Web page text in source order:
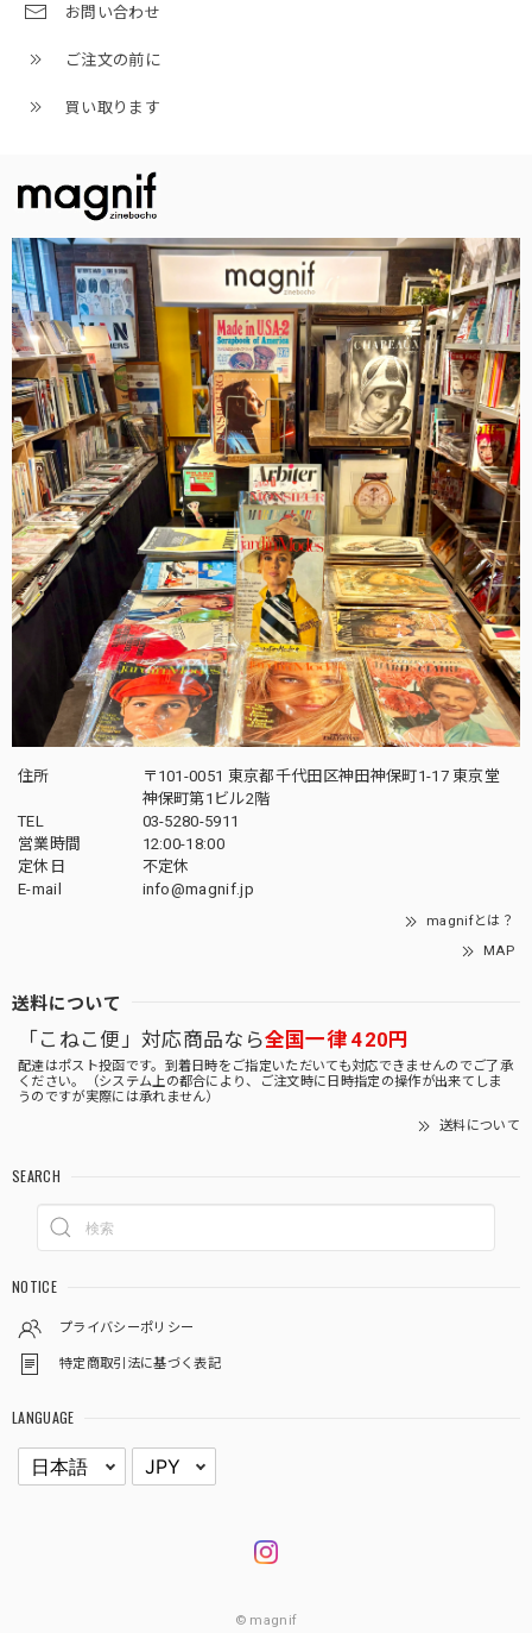
お問い合わせ
ご注文の前に
買い取ります
住所
〒101-0051 東京都千代田区神田神保町1-17 東京堂
神保町第1ビル2階
TEL
03-5280-5911
営業時間
12:00-18:00
定休日
不定休
E-mail
info@magnif.jp
magnifとは？
MAP
送料について
「こねこ便」対応商品なら全国一律 420円
配達はポスト投函です。到着日時をご指定いただいても対応できませんのでご了承
ください。（システム上の都合により、ご注文時に日時指定の操作が出来てしま
うのですが実際には承れません）
送料について
SEARCH
NOTICE
プライバシーポリシー
特定商取引法に基づく表記
LANGUAGE
© magnif